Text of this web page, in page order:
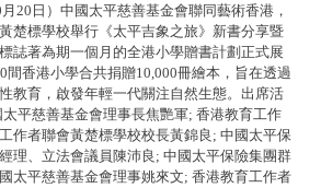
月20日）中國太平慈善基金會聯同藝術香港，
楚標學校舉行《太平吉象之旅》新書分享暨
誌著為期一個月的全港小學贈書計劃正式展
間香港小學合共捐贈10,000冊繪本，旨在透過
教育，啟發年輕一代關注自然生態。出席活
平慈善基金會理事長焦艷軍; 香港教育工作
作者聯會黃楚標學校校長黃錦良; 中國太平保
理、立法會議員陳沛良; 中國太平保險集團群
太平慈善基金會理事姚來文; 香港教育工作者